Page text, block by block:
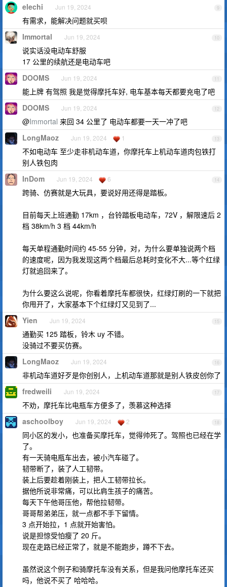
9
elechi Jun 19, 2024
有需求，能解决问题就买呗
10
Immortal Jun 19, 2024
说实话没电动车舒服
17 公里的续航还是电动车吧
11
DOOMS Jun 19, 2024
能上牌 有驾照 我是觉得摩托车好, 电车基本每天都要充电了吧
12
DOOMS Jun 19, 2024
@Immortal 来回 34 公里了 电动车都要一天一冲了吧
13
LongMaoz Jun 19, 2024 1
不如电动车 至少走非机动车道，你摩托车上机动车道肉包铁打
别人铁包肉
14
InDom Jun 19, 2024 6
跨骑、仿赛就是大玩具，要说好用还得是踏板。
目前每天上班通勤 17km ，台铃踏板电动车，72V ，解限速后 2
档 38km/h 3 档 44km/h
每天单程通勤时间约 45-55 分钟，对，为什么要单独说两个档
的速度呢，因为我发现这两个档最后总耗时变化不大...等个红绿
灯就追回来了。
为什么要这么说呢，你看着摩托车都很快，红绿灯刷的一下就把
你甩开了，大家基本下个红绿灯又见到了...
15
Yien Jun 19, 2024
通勤买 125 踏板，铃木 uy 不错。
没骑过不要买仿赛。
16
LongMaoz Jun 19, 2024
非机动车道好歹是你创别人，上机动车道那就是别人铁皮创你了
17
fredweili Jun 19, 2024
不劝，摩托车比电瓶车方便多了，羡慕这种选择
18
aschoolboy Jun 19, 2024 2
同小区的发小，也准备买摩托车，觉得帅死了。驾照也已经在学
了。
有一天骑电瓶车出去，被小汽车碰了。
韧带断了，装了人工韧带。
装上后要趁着刚装上，把人工韧带拉长。
据他所说非常痛，可以比肩生孩子的痛苦。
每天下午他哥压他，帮他拉韧带。
哥哥帮弟弟压，就一点都不手下留情。
3 点开始拉，1 点就开始害怕。
说是担惊受怕瘦了 20 斤。
现在走路已经正常了，就是不能跑步，蹲不下去。
虽然说这个例子和骑摩托车没有关系，但是我问他摩托车还买
吗，他说不买了 哈哈哈。